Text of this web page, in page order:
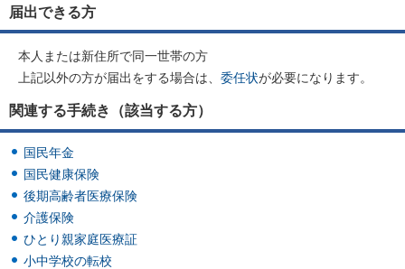
届出できる方
本人または新住所で同一世帯の方
上記以外の方が届出をする場合は、 委任状が必要になります。
関連する手続き（該当する方）
国民年金
国民健康保険
後期高齢者医療保険
介護保険
ひとり親家庭医療証
小中学校の転校